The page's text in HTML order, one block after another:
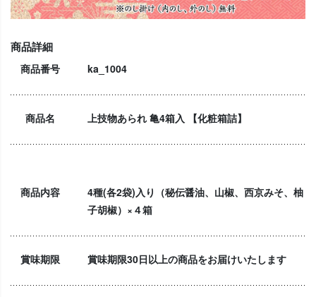
商品詳細
商品番号 ka_1004
商品名 上技物あられ 亀4箱入 【化粧箱詰】
商品内容
4種(各2袋)入り（秘伝醤油、山椒、西京みそ、柚
子胡椒）×４箱
賞味期限 賞味期限30日以上の商品をお届けいたします